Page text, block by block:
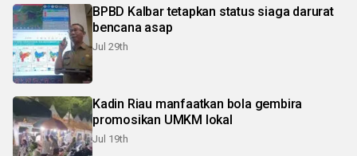
BPBD Kalbar tetapkan status siaga darurat
bencana asap
Jul 29th
Kadin Riau manfaatkan bola gembira
promosikan UMKM lokal
Jul 19th